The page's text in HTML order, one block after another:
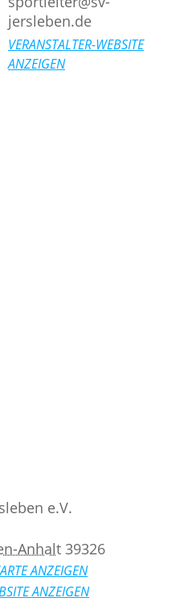
jersleben.de
VERANSTALTER-WEBSITE
ANZEIGEN
e.V.
Anhalt 39326
ANZEIGEN
ANZEIGEN